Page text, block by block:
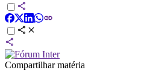
Compartilhar matéria